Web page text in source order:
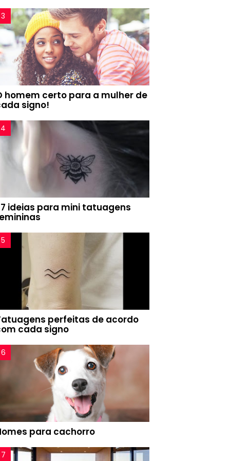
homem certo para a mulher de
signo!
ideias para mini tatuagens
perfeitas de acordo
cada signo
para cachorro